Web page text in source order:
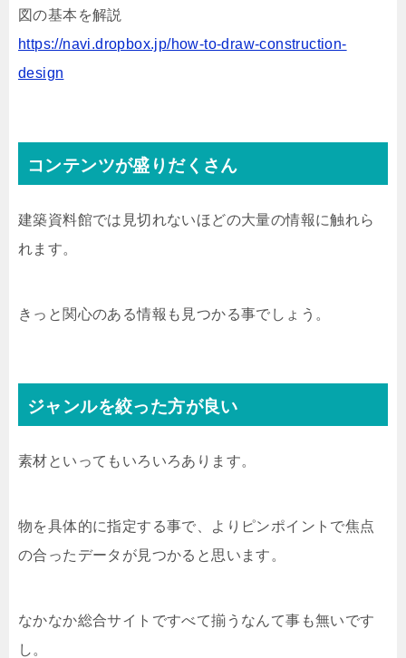
図の基本を解説
https://navi.dropbox.jp/how-to-draw-construction-
design
コンテンツが盛りだくさん
建築資料館では見切れないほどの大量の情報に触れら
れます。
きっと関心のある情報も見つかる事でしょう。
ジャンルを絞った方が良い
素材といってもいろいろあります。
物を具体的に指定する事で、よりピンポイントで焦点
の合ったデータが見つかると思います。
なかなか総合サイトですべて揃うなんて事も無いです
し。